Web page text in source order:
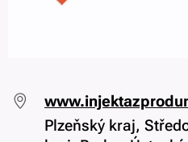
Plzeňský kraj,